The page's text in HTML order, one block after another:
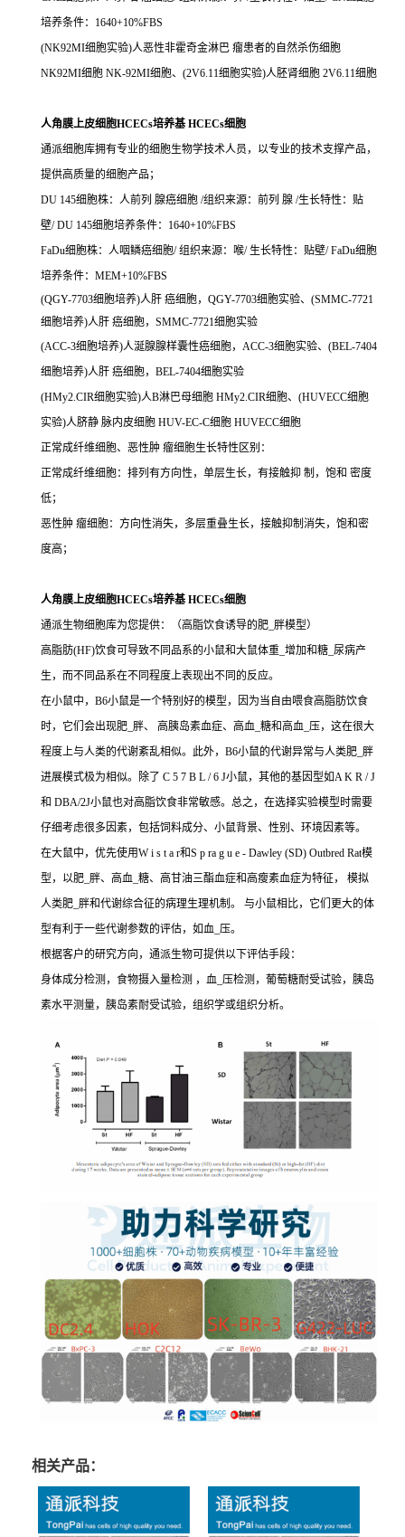
培养条件：1640+10%FBS
(NK92MI细胞实验)人恶性非霍奇金淋巴 瘤患者的自然杀伤细胞
NK92MI细胞 NK-92MI细胞、(2V6.11细胞实验)人胚肾细胞 2V6.11细胞
人角膜上皮细胞HCECs培养基 HCECs细胞
通派细胞库拥有专业的细胞生物学技术人员，以专业的技术支撑产品，
提供高质量的细胞产品；
DU 145细胞株：人前列 腺癌细胞 /组织来源：前列 腺 /生长特性：贴
壁/ DU 145细胞培养条件：1640+10%FBS
FaDu细胞株：人咽鳞癌细胞/ 组织来源：喉/ 生长特性：贴壁/ FaDu细胞
培养条件：MEM+10%FBS
(QGY-7703细胞培养)人肝 癌细胞，QGY-7703细胞实验、(SMMC-7721
细胞培养)人肝 癌细胞，SMMC-7721细胞实验
(ACC-3细胞培养)人涎腺腺样囊性癌细胞，ACC-3细胞实验、(BEL-7404
细胞培养)人肝 癌细胞，BEL-7404细胞实验
(HMy2.CIR细胞实验)人B淋巴母细胞 HMy2.CIR细胞、(HUVECC细胞
实验)人脐静 脉内皮细胞 HUV-EC-C细胞 HUVECC细胞
正常成纤维细胞、恶性肿 瘤细胞生长特性区别：
正常成纤维细胞：排列有方向性，单层生长，有接触抑 制，饱和 密度
低；
恶性肿 瘤细胞：方向性消失，多层重叠生长，接触抑制消失，饱和密
度高；
人角膜上皮细胞HCECs培养基 HCECs细胞
通派生物细胞库为您提供：（高脂饮食诱导的肥_胖模型）
高脂肪(HF)饮食可导致不同品系的小鼠和大鼠体重_增加和糖_尿病产
生，而不同品系在不同程度上表现出不同的反应。
在小鼠中，B6小鼠是一个特别好的模型，因为当自由喂食高脂肪饮食
时，它们会出现肥_胖、 高胰岛素血症、高血_糖和高血_压，这在很大
程度上与人类的代谢紊乱相似。此外，B6小鼠的代谢异常与人类肥_胖
进展模式极为相似。除了 C 5 7 B L / 6 J小鼠，其他的基因型如A K R / J
和 DBA/2J小鼠也对高脂饮食非常敏感。总之，在选择实验模型时需要
仔细考虑很多因素，包括饲料成分、小鼠背景、性别、环境因素等。
在大鼠中，优先使用W i s t a r和S p ra g u e - Dawley (SD) Outbred Rat模
型，以肥_胖、高血_糖、高甘油三酯血症和高瘦素血症为特征， 模拟
人类肥_胖和代谢综合征的病理生理机制。 与小鼠相比，它们更大的体
型有利于一些代谢参数的评估，如血_压。
根据客户的研究方向，通派生物可提供以下评估手段：
身体成分检测，食物摄入量检测 ，血_压检测，葡萄糖耐受试验，胰岛
素水平测量，胰岛素耐受试验，组织学或组织分析。
相关产品：